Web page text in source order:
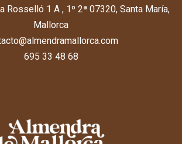
Rosselló 1 A , 1º 2ª 07320, Santa María,
Mallorca
695 33 48 68